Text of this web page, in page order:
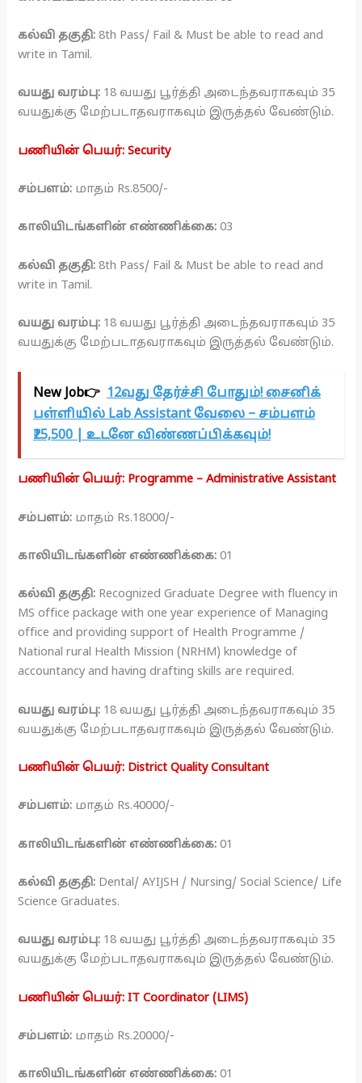
கல்வி தகுதி: 8th Pass/ Fail & Must be able to read and
write in Tamil.
வயது வரம்பு: 18 வயது பூர்த்தி அடைந்தவராகவும் 35
வயதுக்கு மேற்படாதவராகவும் இருத்தல் வேண்டும்.
பணியின் பெயர்: Security
சம்பளம்: மாதம் Rs.8500/-
காலியிடங்களின் எண்ணிக்கை: 03
கல்வி தகுதி: 8th Pass/ Fail & Must be able to read and
write in Tamil.
வயது வரம்பு: 18 வயது பூர்த்தி அடைந்தவராகவும் 35
வயதுக்கு மேற்படாதவராகவும் இருத்தல் வேண்டும்.
New Job👉 12வது தேர்ச்சி போதும்! சைனிக்
பள்ளியில் Lab Assistant வேலை – சம்பளம்
₹25,500 | உடனே விண்ணப்பிக்கவும்!
பணியின் பெயர்: Programme – Administrative Assistant
சம்பளம்: மாதம் Rs.18000/-
காலியிடங்களின் எண்ணிக்கை: 01
கல்வி தகுதி: Recognized Graduate Degree with fluency in
MS office package with one year experience of Managing
office and providing support of Health Programme /
National rural Health Mission (NRHM) knowledge of
accountancy and having drafting skills are required.
வயது வரம்பு: 18 வயது பூர்த்தி அடைந்தவராகவும் 35
வயதுக்கு மேற்படாதவராகவும் இருத்தல் வேண்டும்.
பணியின் பெயர்: District Quality Consultant
சம்பளம்: மாதம் Rs.40000/-
காலியிடங்களின் எண்ணிக்கை: 01
கல்வி தகுதி: Dental/ AYIJSH / Nursing/ Social Science/ Life
Science Graduates.
வயது வரம்பு: 18 வயது பூர்த்தி அடைந்தவராகவும் 35
வயதுக்கு மேற்படாதவராகவும் இருத்தல் வேண்டும்.
பணியின் பெயர்: IT Coordinator (LIMS)
சம்பளம்: மாதம் Rs.20000/-
காலியிடங்களின் எண்ணிக்கை: 01